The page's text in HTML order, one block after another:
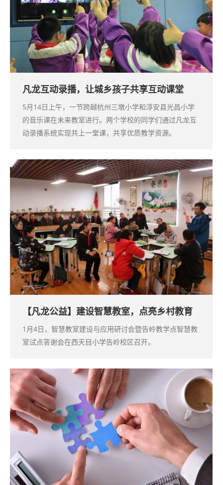
凡龙互动录播，让城乡孩子共享互动课堂
5月14日上午，一节跨越杭州三墩小学和淳安县光昌小学
的音乐课在未来教室进行。两个学校的同学们通过凡龙互
动录播系统实现共上一堂课，共享优质教学资源。
【凡龙公益】建设智慧教室，点亮乡村教育
1月4日，智慧教室建设与应用研讨会暨告岭教学点智慧教
室试点答谢会在西天目小学告岭校区召开。